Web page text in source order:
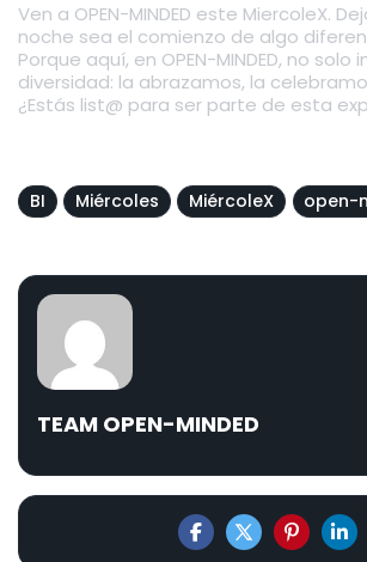
Ven a OPEN-MINDED este MiercoleX.
noche sea el comienzo de algo
Porque aquí, en OPEN-MINDED, no solo
diversidad: la abrazamos, la
¿Estás list@ para ser parte de esta
BI Miércoles MiércoleX open-
TEAM OPEN-MINDED